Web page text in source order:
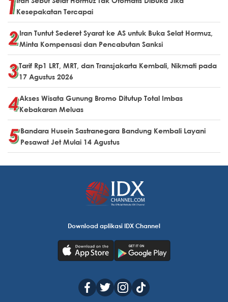
Kesepakatan Tercapai
Iran Tuntut Sederet Syarat ke AS untuk Buka Selat Hormuz,
Minta Kompensasi dan Pencabutan Sanksi
Tarif Rp1 LRT, MRT, dan Transjakarta Kembali, Nikmati pada
17 Agustus 2026
Akses Wisata Gunung Bromo Ditutup Total Imbas
Kebakaran Meluas
Bandara Husein Sastranegara Bandung Kembali Layani
Pesawat Jet Mulai 14 Agustus
Download aplikasi IDX Channel